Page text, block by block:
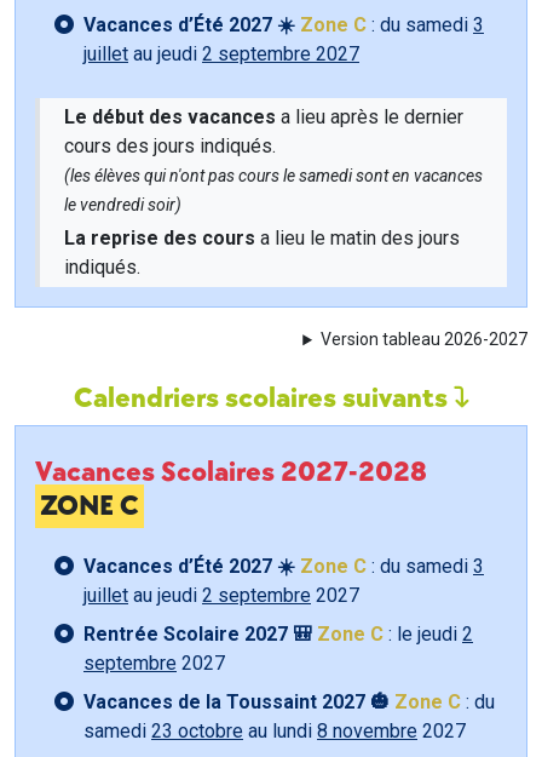
Vacances d’Été 2027 ☀️ Zone C : du samedi 3
juillet au jeudi 2 septembre 2027
Le début des vacances a lieu après le dernier
cours des jours indiqués.
(les élèves qui n'ont pas cours le samedi sont en vacances
le vendredi soir)
La reprise des cours a lieu le matin des jours
indiqués.
Version tableau 2026-2027
Calendriers scolaires suivants
Vacances Scolaires 2027-2028
ZONE C
Vacances d’Été 2027 ☀️ Zone C : du samedi 3
juillet au jeudi 2 septembre 2027
Rentrée Scolaire 2027 🎒 Zone C : le jeudi 2
septembre 2027
Vacances de la Toussaint 2027 🎃 Zone C : du
samedi 23 octobre au lundi 8 novembre 2027